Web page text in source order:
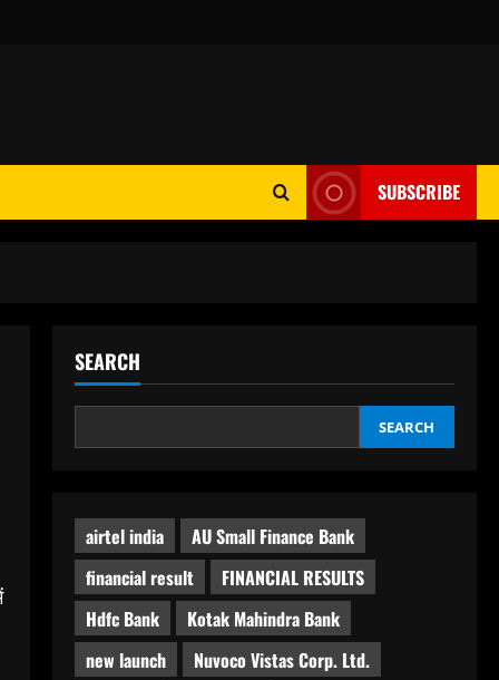
SUBSCRIBE
SEARCH
SEARCH
airtel india
AU Small Finance Bank
financial result
FINANCIAL RESULTS
Hdfc Bank
Kotak Mahindra Bank
new launch
Nuvoco Vistas Corp. Ltd.